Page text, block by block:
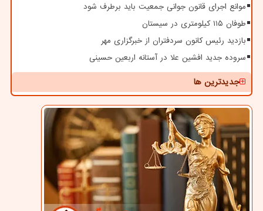
موانع اجرای قانون جوانی جمعیت باید برطرف شود
طوفان ۱۱۵ کیلومتری در سیستان
بازدید رئیس کانون سردفتران از خبرگزاری مهر
سروده جدید افشین علا در آستانه اربعین حسینی
جدیدترین ها